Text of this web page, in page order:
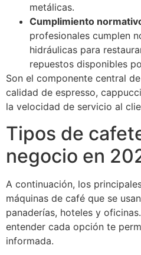
metálicas.
Cumplimiento
profesionales cumplen
hidráulicas para
repuestos disponibles
Son el componente central
calidad de espresso,
la velocidad de servicio al
Tipos de
negocio en
A continuación, los
máquinas de café que se
panaderías, hoteles y
entender cada opción te
informada.